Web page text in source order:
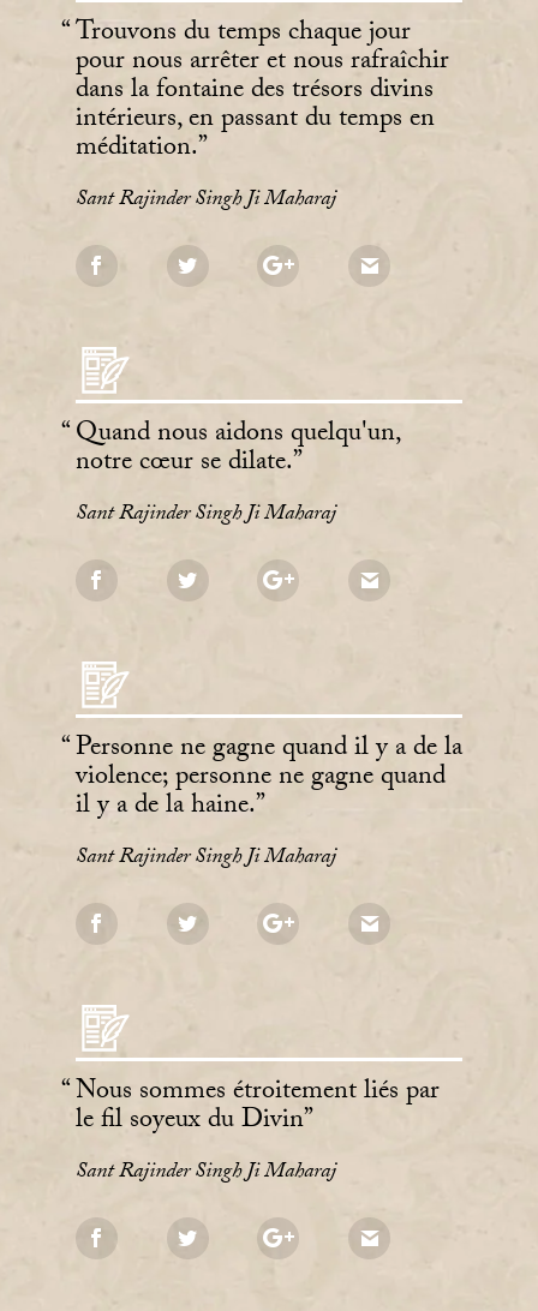
Trouvons du temps chaque jour
pour nous arrêter et nous rafraîchir
dans la fontaine des trésors divins
intérieurs, en passant du temps en
méditation.
Sant Rajinder Singh Ji Maharaj
Quand nous aidons quelqu'un,
notre cœur se dilate.
Sant Rajinder Singh Ji Maharaj
Personne ne gagne quand il y a de la
violence; personne ne gagne quand
il y a de la haine.
Sant Rajinder Singh Ji Maharaj
Nous sommes étroitement liés par
le fil soyeux du Divin
Sant Rajinder Singh Ji Maharaj